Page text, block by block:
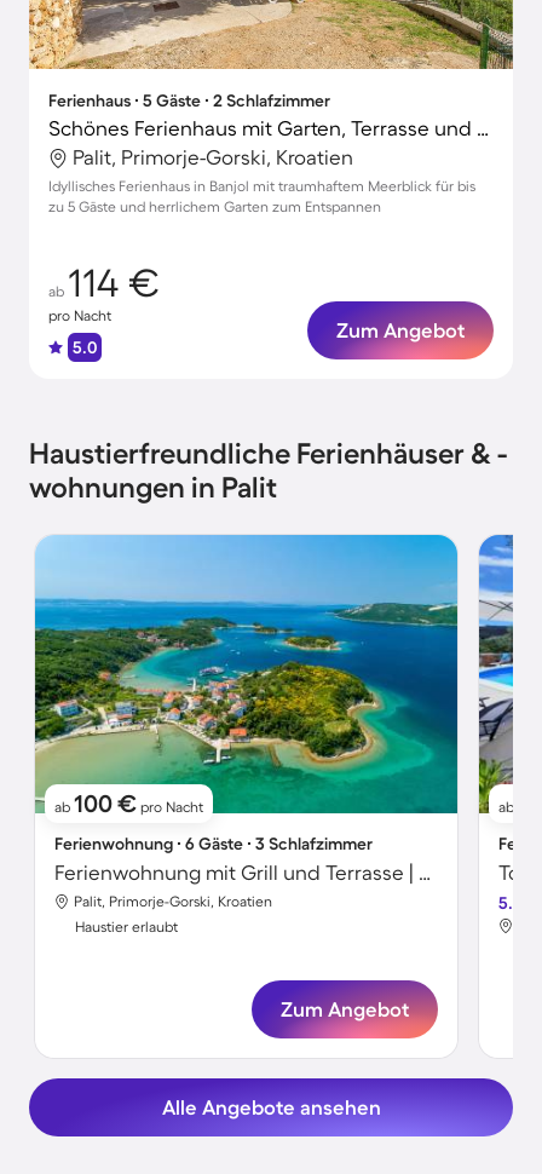
Ferienhaus ∙ 5 Gäste ∙ 2 Schlafzimmer
Schönes Ferienhaus mit Garten, Terrasse und Grill | Panoramablick
Palit, Primorje-Gorski, Kroatien
Idyllisches Ferienhaus in Banjol mit traumhaftem Meerblick für bis
zu 5 Gäste und herrlichem Garten zum Entspannen
ab 114 €
pro Nacht
5.0
Zum Angebot
Haustierfreundliche Ferienhäuser & -
wohnungen in Palit
ab 100 € pro Nacht
Ferienwohnung ∙ 6 Gäste ∙ 3 Schlafzimmer
Ferienwohnung mit Grill und Terrasse | Gartenblick | Haustiere erlaubt
Palit, Primorje-Gorski, Kroatien
Haustier erlaubt
Zum Angebot
ab
5.0
Alle Angebote ansehen